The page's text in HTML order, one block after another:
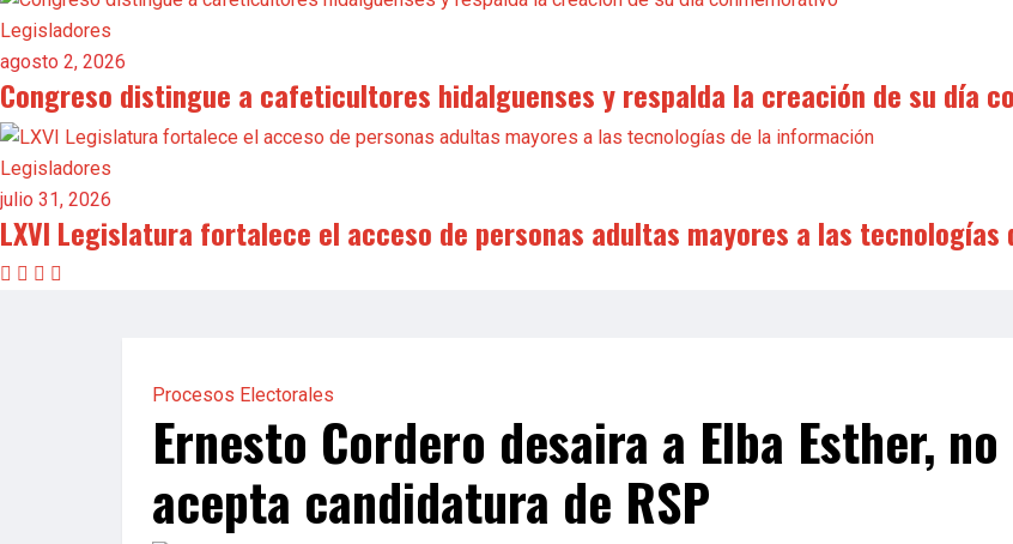
Legisladores
agosto 2, 2026
Congreso distingue a cafeticultores hidalguenses y respalda la creación de su día
Legisladores
julio 31, 2026
LXVI Legislatura fortalece el acceso de personas adultas mayores a las
Procesos Electorales
Ernesto Cordero desaira a Elba Esther,
acepta candidatura de RSP